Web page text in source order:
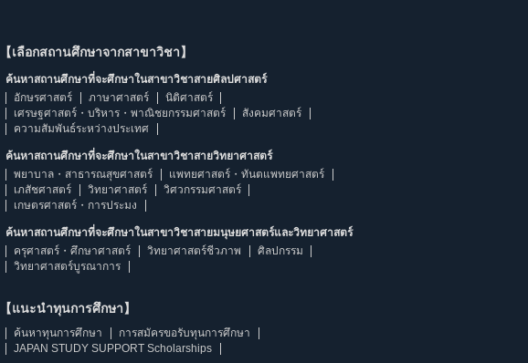
【เลือกสถานศึกษาจากสาขาวิชา】
ค้นหาสถานศึกษาที่จะศึกษาในสาขาวิชาสายศิลปศาสตร์
อักษรศาสตร์
ภาษาศาสตร์
นิติศาสตร์
เศรษฐศาสตร์・บริหาร・พาณิชยกรรมศาสตร์
สังคมศาสตร์
ความสัมพันธ์ระหว่างประเทศ
ค้นหาสถานศึกษาที่จะศึกษาในสาขาวิชาสายวิทยาศาสตร์
พยาบาล・สาธารณสุขศาสตร์
แพทยศาสตร์・ทันตแพทยศาสตร์
เภสัชศาสตร์
วิทยาศาสตร์
วิศวกรรมศาสตร์
เกษตรศาสตร์・การประมง
ค้นหาสถานศึกษาที่จะศึกษาในสาขาวิชาสายมนุษยศาสตร์และวิทยาศาสตร์
ครุศาสตร์・ศึกษาศาสตร์
วิทยาศาสตร์ชีวภาพ
ศิลปกรรม
วิทยาศาสตร์บูรณาการ
【แนะนำทุนการศึกษา】
ค้นหาทุนการศึกษา
การสมัครขอรับทุนการศึกษา
JAPAN STUDY SUPPORT Scholarships